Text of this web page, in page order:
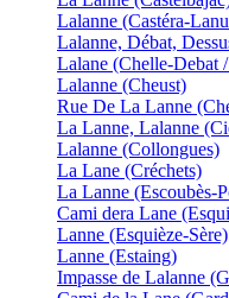
Lalanne (Castéra-
Lalanne, Débat,
Lalane (Chelle-Debat
Lalanne (Cheust)
Rue De La Lanne
La Lanne, Lalanne
Lalanne (Collongues)
La Lane (Créchets)
La Lanne (Escoubès-
Cami dera Lane
Lanne (Esquièze-Sère)
Lanne (Estaing)
Impasse de Lalanne